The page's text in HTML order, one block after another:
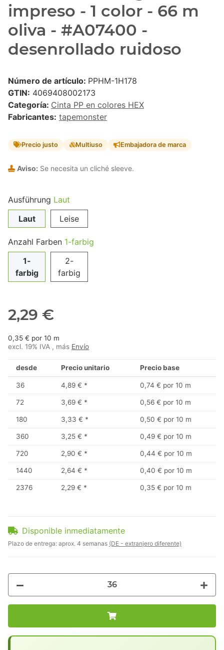
impreso - 1 color - 66 m
oliva - #A07400 -
desenrollado ruidoso
Número de artículo: PPHM-1H178
GTIN: 4069408002173
Categoría: Cinta PP en colores HEX
Fabricantes: tapemonster
Precio justo Multiuso Embajadora de marca
Aviso: Se necesita un cliché sleeve.
Ausführung Laut
Laut
Leise
Anzahl Farben 1-farbig
1-
farbig
2-
farbig
2,29 €
0,35 € por 10 m
excl. 19% IVA , más Envío
desde Precio unitario Precio base
36 4,89 € * 0,74 € por 10 m
72 3,69 € * 0,56 € por 10 m
180 3,33 € * 0,50 € por 10 m
360 3,25 € * 0,49 € por 10 m
720 2,90 € * 0,44 € por 10 m
1440 2,64 € * 0,40 € por 10 m
2376 2,29 € * 0,35 € por 10 m
Disponible inmediatamente
Plazo de entrega: aprox. 4 semanas (DE - extranjero diferente)